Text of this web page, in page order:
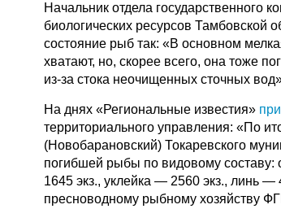
Начальник отдела государственного
биологических ресурсов Тамбовской
состояние рыб так: «В основном
хватают, но, скорее всего, она тоже
из-за стока неочищенных сточных
На днях «Региональные известия»
территориального управления: «По
(Новобарановский) Токаревского
погибшей рыбы по видовому
1645 экз., уклейка — 2560 экз., линь
пресноводному рыбному